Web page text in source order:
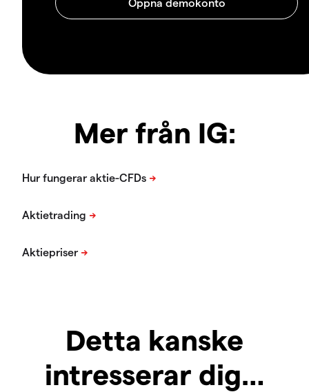
Mer från IG:
Detta kanske
intresserar dig…